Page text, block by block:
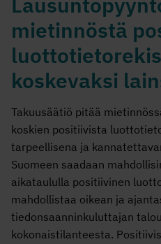
mietinnöstä
koskevaksi
Takuusäätiö pitää
koskien positiivista
tarpeellisena ja
Suomeen saadaan
aikataululla positiivinen
mahdollistaa oikean ja
tiedonsaanninkuluttajan
kokonaistilanteesta.